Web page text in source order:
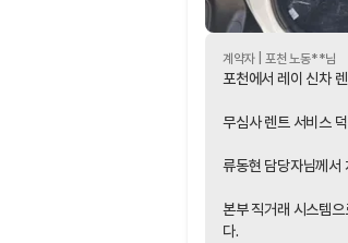
계약자 | 포천 노동**님
포천에서 레이 신차
무심사 렌트 서비스
류동현 담당자님께서
본부 직거래 시스템
다.